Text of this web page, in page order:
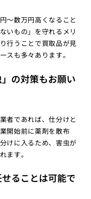
〜数万円高くなること
いもの」を守れるメリ
行うことで買取品が見
スも多々あります。
の対策もお願い
者であれば、仕分けと
開始前に薬剤を散布
けに入るため、害虫が
ます。
ることは可能で